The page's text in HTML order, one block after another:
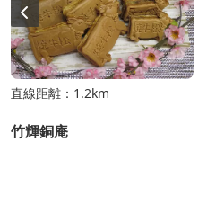
直線距離：1.2km
竹輝銅庵